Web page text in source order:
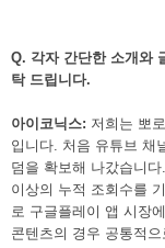
Q. 각자 간단한 소개와
탁 드립니다.
아이코닉스: 저희는 뽀
입니다. 처음 유튜브 채
덤을 확보해 나갔습니
이상의 누적 조회수를
로 구글플레이 앱 시장
콘텐츠의 경우 공통적